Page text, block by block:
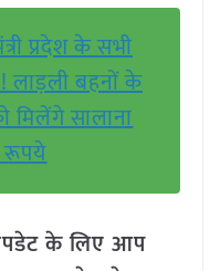
प्रदेश के सभी
लाड़ली बहनों के
मिलेंगे सालाना
रूपये
के लिए आप